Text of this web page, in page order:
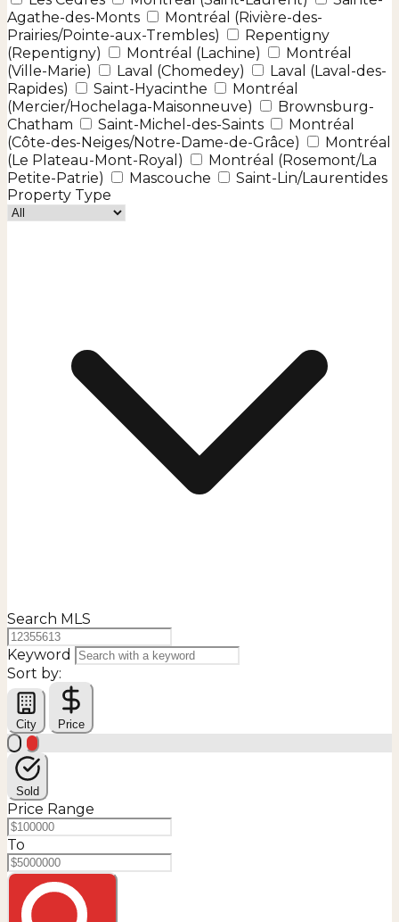
Agathe-des-Monts
Montréal (Rivière-des-
Prairies/Pointe-aux-Trembles)
Repentigny
(Repentigny)
Montréal (Lachine)
Montréal
(Ville-Marie)
Laval (Chomedey)
Laval (Laval-des-
Rapides)
Saint-Hyacinthe
Montréal
(Mercier/Hochelaga-Maisonneuve)
Brownsburg-
Chatham
Saint-Michel-des-Saints
Montréal
(Côte-des-Neiges/Notre-Dame-de-Grâce)
Montréal
(Le Plateau-Mont-Royal)
Montréal (Rosemont/La
Petite-Patrie)
Mascouche
Saint-Lin/Laurentides
Property Type
Search MLS
Keyword
Sort by:
City Price
Sold
Price Range
To